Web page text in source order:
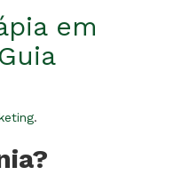
em
.